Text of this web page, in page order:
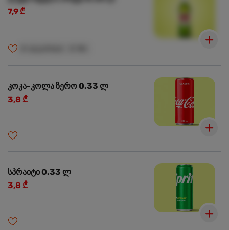
7,9 ₾
კოკა-კოლა ზერო 0.33 ლ
3,8 ₾
სპრაიტი 0.33 ლ
3,8 ₾